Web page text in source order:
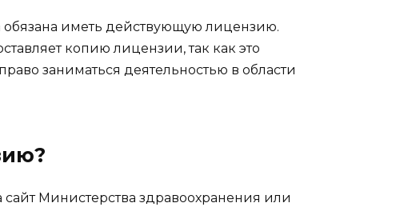
обязана иметь действующую лицензию.
копию лицензии, так как это
заниматься деятельностью в области
Министерства здравоохранения или